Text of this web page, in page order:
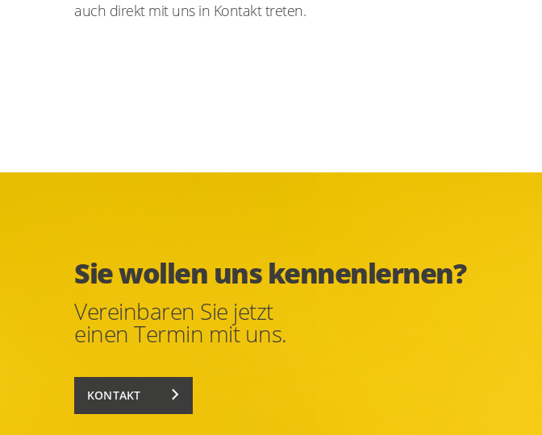
auch direkt mit uns in Kontakt treten.
Sie wollen uns kennenlernen?
Vereinbaren Sie jetzt
einen Termin mit uns.
KONTAKT